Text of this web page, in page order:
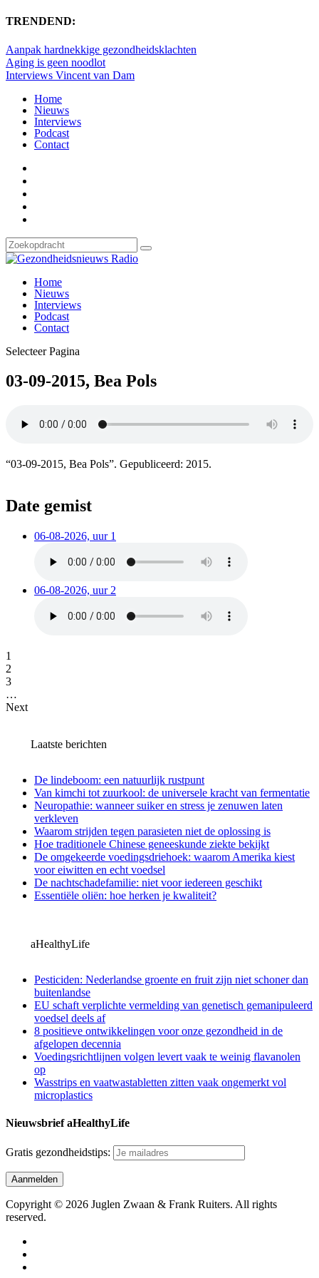
TRENDEND:
Aanpak hardnekkige gezondheidsklachten
Aging is geen noodlot
Interviews Vincent van Dam
Home
Nieuws
Interviews
Podcast
Contact
Home
Nieuws
Interviews
Podcast
Contact
Selecteer Pagina
03-09-2015, Bea Pols
“03-09-2015, Bea Pols”. Gepubliceerd: 2015.
Date gemist
06-08-2026, uur 1
06-08-2026, uur 2
1
2
3
…
Next
Laatste berichten
De lindeboom: een natuurlijk rustpunt
Van kimchi tot zuurkool: de universele kracht van fermentatie
Neuropathie: wanneer suiker en stress je zenuwen laten
verkleven
Waarom strijden tegen parasieten niet de oplossing is
Hoe traditionele Chinese geneeskunde ziekte bekijkt
De omgekeerde voedingsdriehoek: waarom Amerika kiest
voor eiwitten en echt voedsel
De nachtschadefamilie: niet voor iedereen geschikt
Essentiële oliën: hoe herken je kwaliteit?
aHealthyLife
Pesticiden: Nederlandse groente en fruit zijn niet schoner dan
buitenlandse
EU schaft verplichte vermelding van genetisch gemanipuleerd
voedsel deels af
8 positieve ontwikkelingen voor onze gezondheid in de
afgelopen decennia
Voedingsrichtlijnen volgen levert vaak te weinig flavanolen
op
Wasstrips en vaatwastabletten zitten vaak ongemerkt vol
microplastics
Nieuwsbrief aHealthyLife
Gratis gezondheidstips:
Copyright © 2026 Juglen Zwaan & Frank Ruiters. All rights
reserved.